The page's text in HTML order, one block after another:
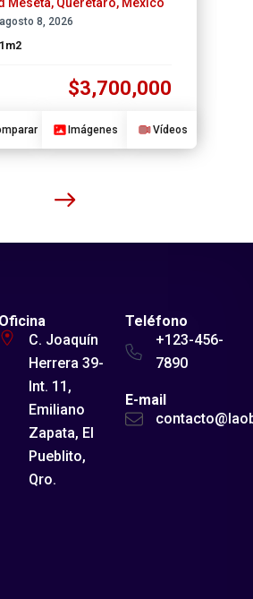
agosto 8, 2026
m2
$3,700,000
Imágenes Vídeos
Oficina
C. Joaquín
Herrera 39-
Int. 11,
Emiliano
Zapata, El
Pueblito,
Qro.
Teléfono
+123-456-
7890
E-mail